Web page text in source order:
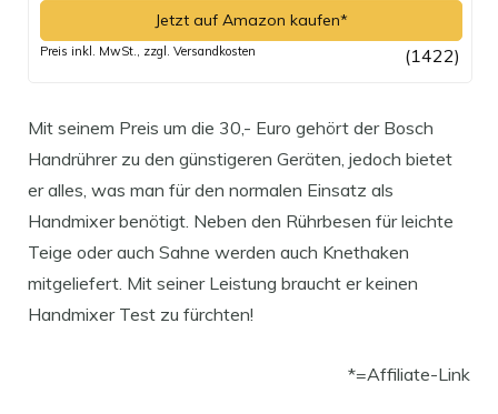
Jetzt auf Amazon kaufen*
Preis inkl. MwSt., zzgl. Versandkosten (1422)
Mit seinem Preis um die 30,- Euro gehört der Bosch
Handrührer zu den günstigeren Geräten, jedoch bietet
er alles, was man für den normalen Einsatz als
Handmixer benötigt. Neben den Rührbesen für leichte
Teige oder auch Sahne werden auch Knethaken
mitgeliefert. Mit seiner Leistung braucht er keinen
Handmixer Test zu fürchten!
*=Affiliate-Link